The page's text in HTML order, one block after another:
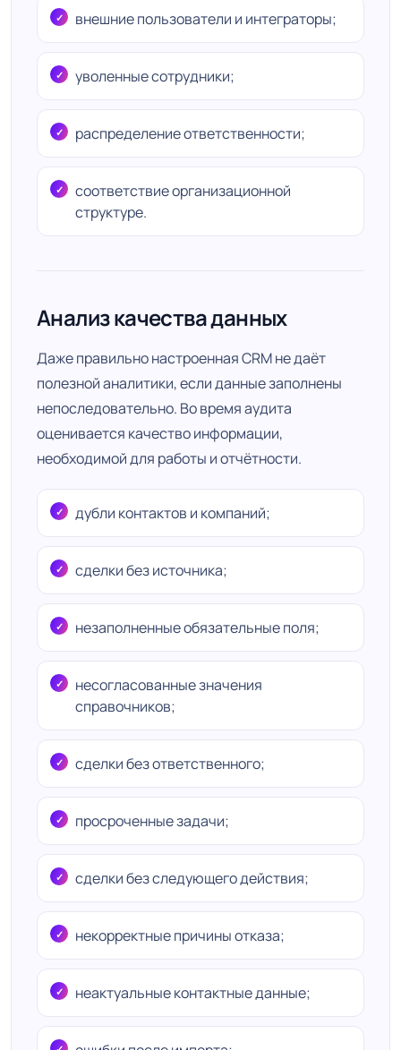
внешние пользователи и интеграторы;
уволенные сотрудники;
распределение ответственности;
соответствие организационной
структуре.
Анализ качества данных
Даже правильно настроенная CRM не даёт
полезной аналитики, если данные заполнены
непоследовательно. Во время аудита
оценивается качество информации,
необходимой для работы и отчётности.
дубли контактов и компаний;
сделки без источника;
незаполненные обязательные поля;
несогласованные значения
справочников;
сделки без ответственного;
просроченные задачи;
сделки без следующего действия;
некорректные причины отказа;
неактуальные контактные данные;